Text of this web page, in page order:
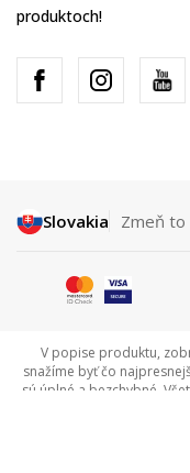
produktoch!
Slovakia Zmeň to
V popise produktu,
snažíme byť čo
sú úplné a bezchybné.